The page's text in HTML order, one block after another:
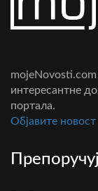
mojeNovosti.com
интересантне
портала.
Oбјавите новост